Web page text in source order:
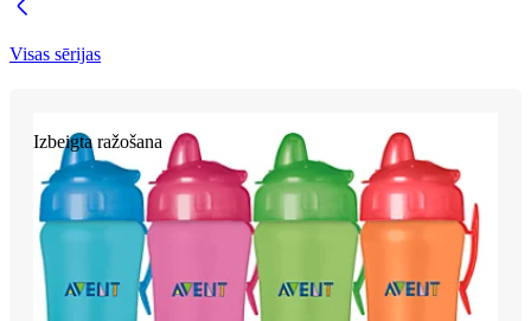
Visas sērijas
Izbeigta ražošana